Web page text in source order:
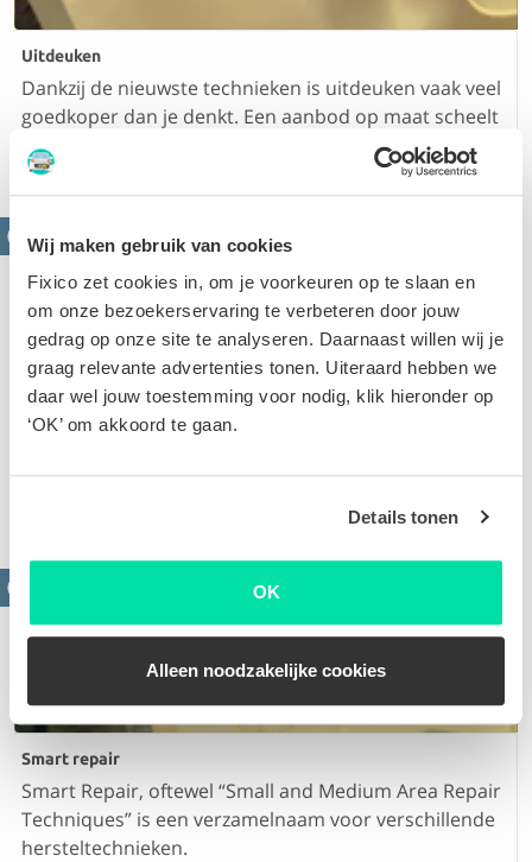
Wij maken gebruik van cookies
Fixico zet cookies in, om je voorkeuren op te slaan en
om onze bezoekerservaring te verbeteren door jouw
gedrag op onze site te analyseren. Daarnaast willen wij je
graag relevante advertenties tonen. Uiteraard hebben we
daar wel jouw toestemming voor nodig, klik hieronder op
‘OK’ om akkoord te gaan.
Details tonen
OK
Alleen noodzakelijke cookies
Uitdeuken
Dankzij de nieuwste technieken is uitdeuken vaak veel
goedkoper dan je denkt. Een aanbod op maat scheelt
je zo tientallen euro’s
Krassen verwijderen
Oppervlakkige of diepe krassen. Op basis van de
Smart repair
Smart Repair, oftewel “Small and Medium Area Repair
Techniques” is een verzamelnaam voor verschillende
hersteltechnieken.